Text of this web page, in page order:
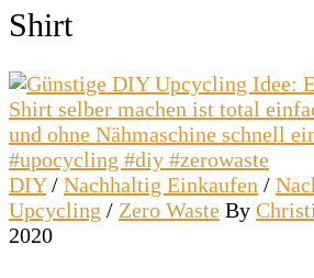
Shirt
DIY/ Nachhaltig Einkaufen /
Upcycling / Zero Waste By
2020